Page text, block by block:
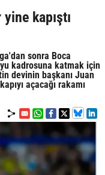
kapıştı
sonra Boca
kadrosuna katmak için
devinin başkanı Juan
açacağı rakamı